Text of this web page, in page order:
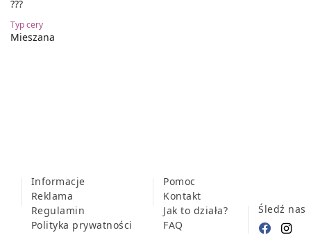
???
Typ cery
Mieszana
Informacje
Reklama
Regulamin
Polityka prywatności
Pomoc
Kontakt
Jak to działa?
FAQ
Śledź nas